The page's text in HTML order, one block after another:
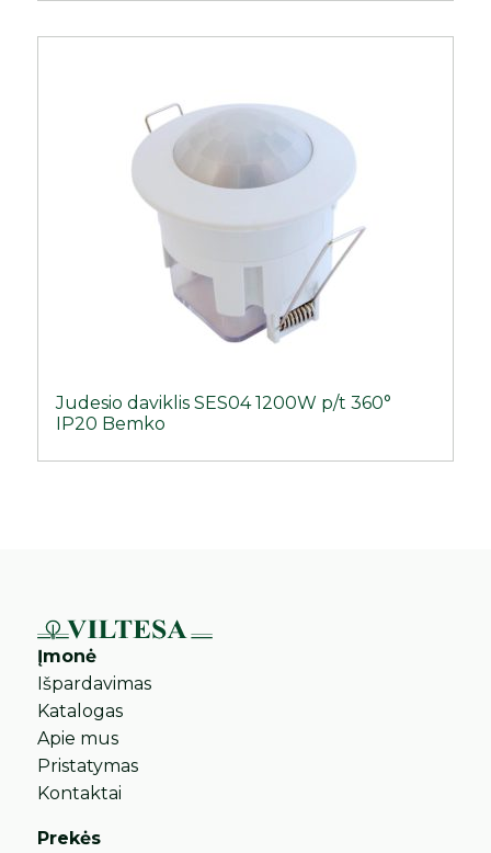
Judesio daviklis SES04 1200W p/t 360°
IP20 Bemko
Įmonė
Išpardavimas
Katalogas
Apie mus
Pristatymas
Kontaktai
Prekės